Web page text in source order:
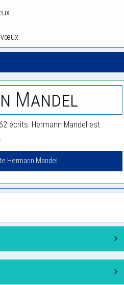
Mandel
écrits. Hermann Mandel est
Hermann Mandel